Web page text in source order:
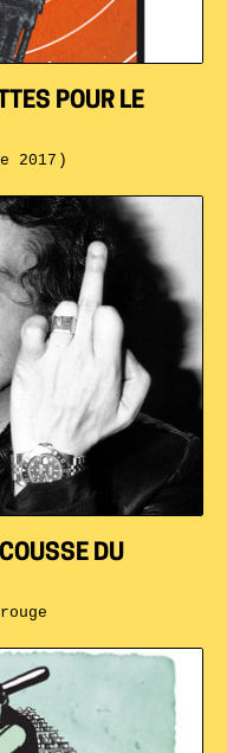
DU
POUR LE
2017)